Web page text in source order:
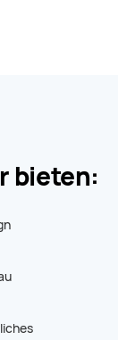
bieten: